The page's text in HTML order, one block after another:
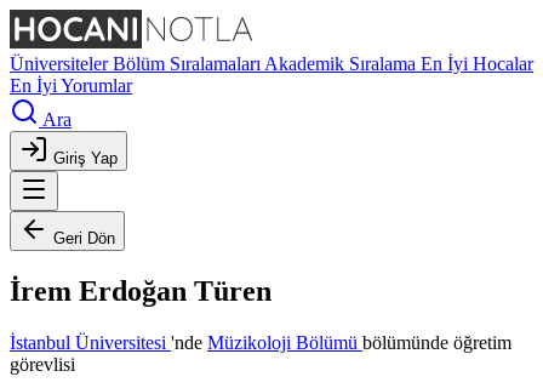
ÜniversitelerBölüm Sıralamaları Akademik Sıralama En İyi Hocalar
En İyi Yorumlar
Ara
Giriş Yap
Geri Dön
İrem Erdoğan Türen
İstanbul Üniversitesi 'nde Müzikoloji Bölümü bölümünde öğretim
görevlisi